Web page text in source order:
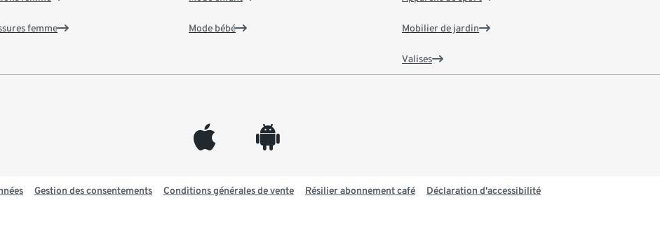
femme Mode bébé Mobilier de jardin
Valises
appleinc android
Gestion des consentements Conditions générales de vente Résilier abonnement café Déclaration d'accessibilité